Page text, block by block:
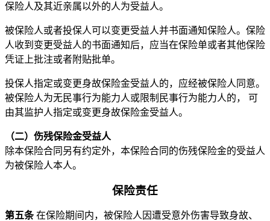
保险人及其近亲属以外的人为受益人。
被保险人或者投保人可以变更受益人并书面通知保险人。保险
人收到变更受益人的书面通知后，应当在保险单或者其他保险
凭证上批注或者附贴批单。
投保人指定或变更身故保险金受益人的，应经被保险人同意。
被保险人为无民事行为能力人或限制民事行为能力人的， 可
由其监护人指定或变更身故保险金受益人。
（二）伤残保险金受益人
除本保险合同另有约定外，本保险合同的伤残保险金的受益人
为被保险人本人。
保险责任
第五条在保险期间内，被保险人因遭受意外伤害导致身故、